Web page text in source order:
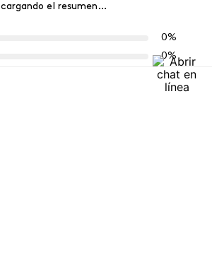
cargando el resumen…
0%
0%
0%
0%